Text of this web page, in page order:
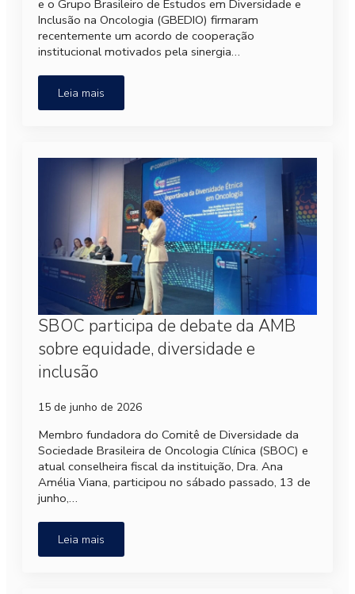
e o Grupo Brasileiro de Estudos em Diversidade e
Inclusão na Oncologia (GBEDIO) firmaram
recentemente um acordo de cooperação
institucional motivados pela sinergia…
Leia mais
SBOC participa de debate da AMB
sobre equidade, diversidade e
inclusão
15 de junho de 2026
Membro fundadora do Comitê de Diversidade da
Sociedade Brasileira de Oncologia Clínica (SBOC) e
atual conselheira fiscal da instituição, Dra. Ana
Amélia Viana, participou no sábado passado, 13 de
junho,…
Leia mais